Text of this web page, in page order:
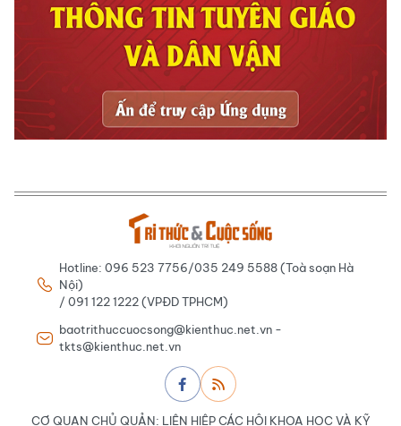
Hotline: 096 523 7756/035 249 5588 (Toà soạn Hà
Nội)
/ 091 122 1222 (VPĐD TPHCM)
baotrithuccuocsong@kienthuc.net.vn -
tkts@kienthuc.net.vn
CƠ QUAN CHỦ QUẢN: LIÊN HIỆP CÁC HỘI KHOA HỌC VÀ KỸ